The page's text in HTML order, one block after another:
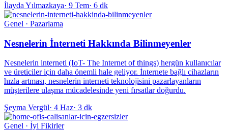
İlayda Yılmazkaya· 9 Tem· 6 dk
Genel · Pazarlama
Nesnelerin İnterneti Hakkında Bilinmeyenler
Nesnelerin interneti (IoT- The Internet of things) hergün kullanıcılar
ve üreticiler için daha önemli hale geliyor. İnternete bağlı cihazların
hızla artması, nesnelerin interneti teknolojisini pazarlayanların
müşterilere ulaşma mücadelesinde yeni fırsatlar doğurdu.
Şeyma Vergül· 4 Haz· 3 dk
Genel · İyi Fikirler